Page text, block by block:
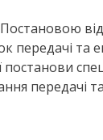
та
передачі